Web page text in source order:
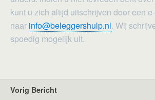
kunt u zich altijd uitschrijven door een
naar info@beleggershulp.nl. Wij
spoedig mogelijk uit.
Vorig Bericht